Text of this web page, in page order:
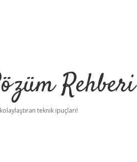
Rehberi
kolaylaştıran teknik ipuçları!